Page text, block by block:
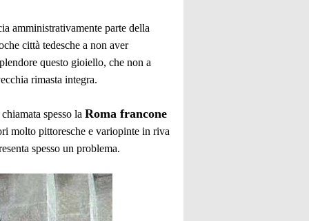
amministrativamente parte della
città tedesche a non aver
questo gioiello, che non a
rimasta integra.
spesso la Roma francone
molto pittoresche e variopinte in riva
spesso un problema.